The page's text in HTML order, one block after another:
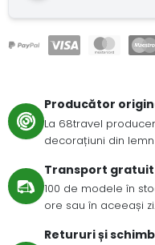
Producător
La 68travel
decorațiuni din
Transport gratuit
100 de modele în
ore sau în aceeași
Retururi și